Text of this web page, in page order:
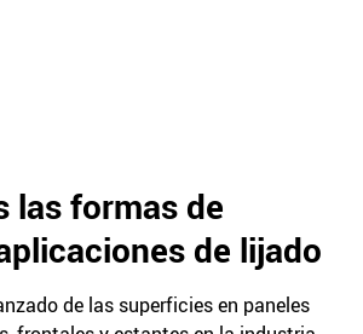
las formas de
de lijado
de las superficies en paneles